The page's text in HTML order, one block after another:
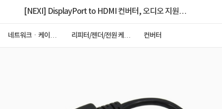
[NEXI] DisplayPort to HDMI 컨버터, 오디오 지원
네트워크ㆍ케이블
리피터/젠더/전원 케이
컨버터